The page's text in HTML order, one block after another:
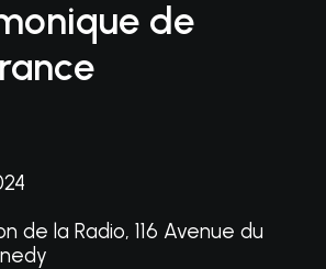
de
de la Radio, 116 Avenue du